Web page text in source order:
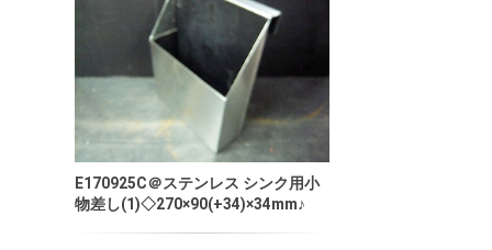
E170925C＠ステンレス シンク用小
物差し(1)◇270×90(+34)×34mm♪